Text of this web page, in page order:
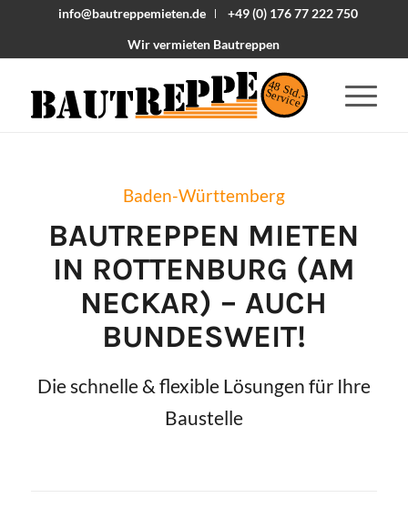
info@bautreppemieten.de
+49 (0) 176 77 222 750
Wir vermieten Bautreppen
48 Std.-
Service
Baden-Württemberg
BAUTREPPEN MIETEN
IN ROTTENBURG (AM
NECKAR) – AUCH
BUNDESWEIT!
Die schnelle & flexible Lösungen für Ihre
Baustelle